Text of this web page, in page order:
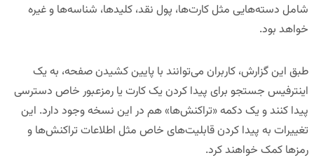
شامل دسته‌هایی مثل کارت‌ها، پول نقد، کلیدها، شناسه‌ها و غیره
خواهد بود.
طبق این گزارش، کاربران می‌توانند با پایین کشیدن صفحه، به یک
اینترفیس جستجو برای پیدا کردن یک کارت یا رمزعبور خاص دسترسی
پیدا کنند و یک دکمه «تراکنش‌ها» هم در این نسخه وجود دارد. این
تغییرات به پیدا کردن قابلیت‌های خاص مثل اطلاعات تراکنش‌ها و
رمزها کمک خواهند کرد.